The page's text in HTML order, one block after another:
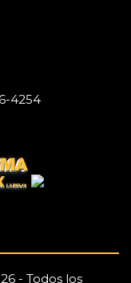
4254
- Todos los